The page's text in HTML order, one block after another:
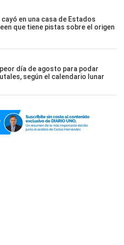
en una casa de Estados
que tiene pistas sobre el origen
día de agosto para podar
según el calendario lunar